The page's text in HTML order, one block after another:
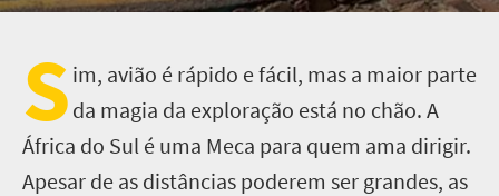
S im, avião é rápido e fácil, mas a maior parte
da magia da exploração está no chão. A
África do Sul é uma Meca para quem ama dirigir.
Apesar de as distâncias poderem ser grandes, as